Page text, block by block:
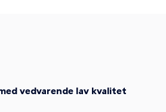
vedvarende lav kvalitet